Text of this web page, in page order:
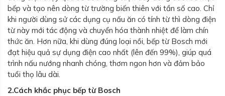
bếp và tạo nên dòng từ trường biến thiên với tần số cao. Chỉ
khi người dùng sử các dụng cụ nấu ăn có tính từ thì dòng điện
từ này mới tác động và chuyển hóa thành nhiệt để làm chín
thức ăn. Hơn nữa, khi dùng đúng loại nồi, bếp từ Bosch mới
đạt hiệu quả sự dụng điện cao nhất (lên đến 99%), giúp quá
trình nấu nướng nhanh chóng, thơm ngon hơn và đảm bảo
tuổi thọ lâu dài.
2.Cách khắc phục bếp từ Bosch